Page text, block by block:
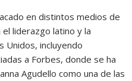
en distintos medios de
liderazgo latino y la
Unidos, incluyendo
a Forbes, donde se ha
Agudello como una de las